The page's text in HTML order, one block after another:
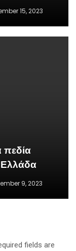
15, 2023
πεδία
Ελλάδα
9, 2023
fields are